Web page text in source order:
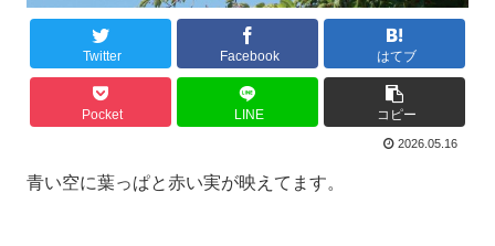
Twitter Facebook はてブ
Pocket LINE コピー
2026.05.16
青い空に葉っぱと赤い実が映えてます。